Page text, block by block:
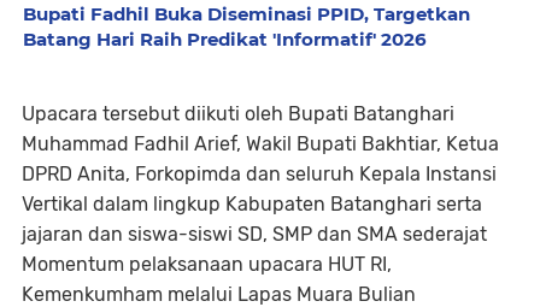
Bupati Fadhil Buka Diseminasi PPID, Targetkan
Batang Hari Raih Predikat 'Informatif' 2026
Upacara tersebut diikuti oleh Bupati Batanghari
Muhammad Fadhil Arief, Wakil Bupati Bakhtiar, Ketua
DPRD Anita, Forkopimda dan seluruh Kepala Instansi
Vertikal dalam lingkup Kabupaten Batanghari serta
jajaran dan siswa-siswi SD, SMP dan SMA sederajat
Momentum pelaksanaan upacara HUT RI,
Kemenkumham melalui Lapas Muara Bulian